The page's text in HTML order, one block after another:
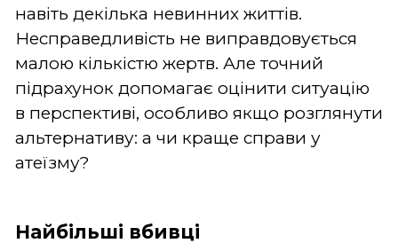
навіть декілька невинних життів.
Несправедливість не виправдовується
малою кількістю жертв. Але точний
підрахунок допомагає оцінити ситуацію
в перспективі, особливо якщо розглянути
альтернативу: а чи краще справи у
атеїзму?
Найбільші вбивці